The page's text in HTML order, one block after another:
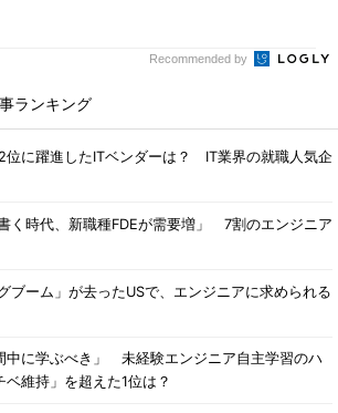
Recommended by
ランキング
位に躍進したITベンダーは？ IT業界の就職人気企
く時代、新職種FDEが需要増」 7割のエンジニア
ブーム」が去ったUSで、エンジニアに求められる
中に学ぶべき」 未経験エンジニア自主学習のハ
ベ維持」を超えた1位は？